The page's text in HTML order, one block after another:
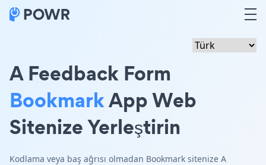
A Feedback Form
BookmarkApp Web
Sitenize Yerleştirin
Kodlama veya baş ağrısı olmadan Bookmark sitenize A